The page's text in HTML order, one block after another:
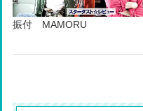
振付 MAMORU